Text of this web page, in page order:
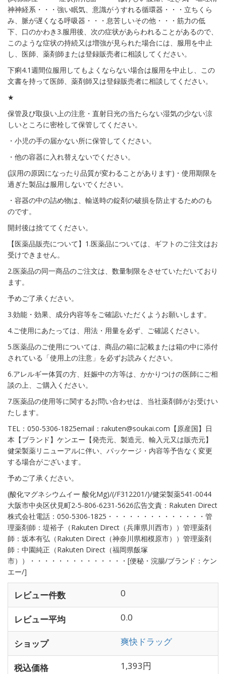
神神経系・・・強い眠気、意識がうすれる循環器・・・立ちくら
み、脈が遅くなる呼吸器・・・息苦しいその他・・・筋力の低
下、口のかわき3.服用後、次の症状があらわれることがあるので、
このような症状の持続又は増強が見られた場合には、服用を中止
し、医師、薬剤師または登録販売者に相談してください。
下痢4.1週間位服用してもよくならない場合は服用を中止し、この
文書を持って医師、薬剤師又は登録販売者に相談してください。
★
保管及び取扱い上の注意・直射日光の当たらない湿気の少ない涼
しいところに密栓して保管してください。
・小児の手の届かない所に保管してください。
・他の容器に入れ替えないでください。
(誤用の原因になったり品質が変わることがあります)・使用期限を
過ぎた製品は服用しないでください。
・容器の中の詰め物は、輸送時の錠剤の破損を防止するためのも
のです。
開封後は捨ててください。
【医薬品販売について】1.医薬品については、ギフトのご注文はお
受けできません。
2.医薬品の同一商品のご注文は、数量制限をさせていただいており
ます。
予めご了承ください。
3.効能・効果、成分内容等をご確認いただくようお願いします。
4.ご使用にあたっては、用法・用量を必ず、ご確認ください。
5.医薬品のご使用については、商品の箱に記載または箱の中に添付
されている「使用上の注意」を必ずお読みください。
6.アレルギー体質の方、妊娠中の方等は、かかりつけの医師にご相
談の上、ご購入ください。
7.医薬品の使用等に関するお問い合わせは、当社薬剤師がお受けい
たします。
TEL：050-5306-1825email：rakuten@soukai.com【原産国】日
本【ブランド】ケンエー【発売元、製造元、輸入元又は販売元】
健栄製薬リニューアルに伴い、パッケージ・内容等予告なく変更
する場合がございます。
予めご了承ください。
(酸化マグネシウムイー 酸化Mg)/(/F312201/)/健栄製薬541-0044
大阪市中央区伏見町2-5-806-6231-5626広告文責：Rakuten Direct
株式会社電話：050-5306-1825・・・・・・・・・・・・・・管
理薬剤師：堤裕子（Rakuten Direct（兵庫県川西市））管理薬剤
師：坂本有弘（Rakuten Direct（神奈川県相模原市））管理薬剤
師：中園純正（Rakuten Direct（福岡県飯塚
市））・・・・・・・・・・・・・・[便秘・浣腸/ブランド：ケン
エー/]
レビュー件数 0
レビュー平均 0.0
ショップ 爽快ドラッグ
税込価格 1,393円